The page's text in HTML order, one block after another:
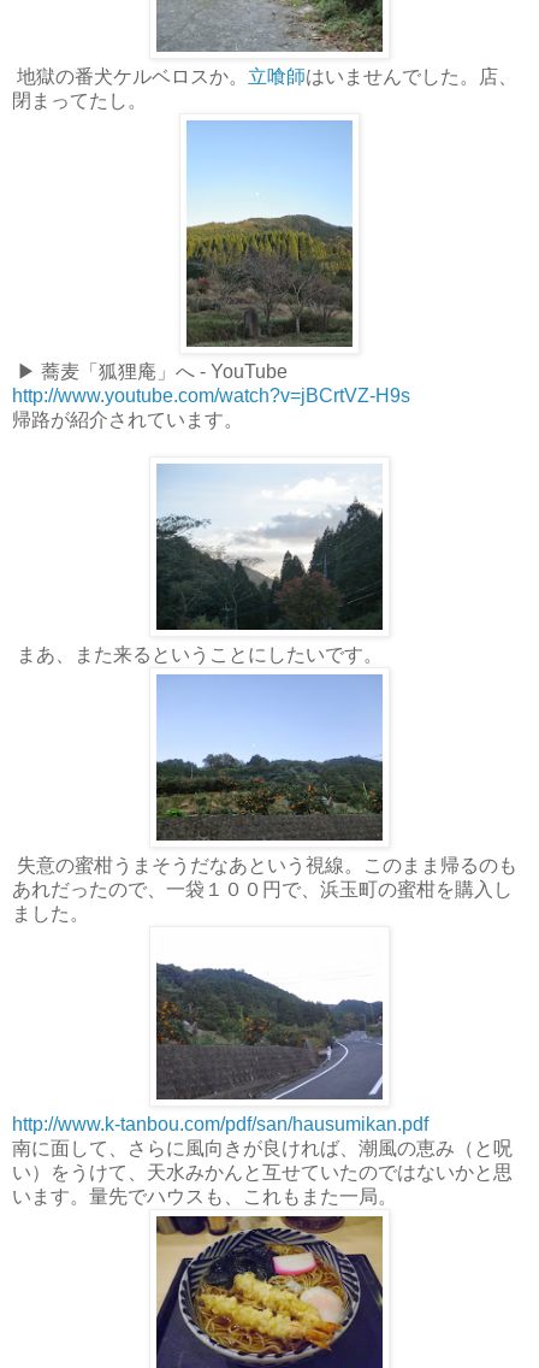
地獄の番犬ケルベロスか。 立喰師はいませんでした。店、
閉まってたし。
▶ 蕎麦「狐狸庵」へ - YouTube
http://www.youtube.com/watch?v=jBCrtVZ-H9s
帰路が紹介されています。
まあ、また来るということにしたいです。
失意の蜜柑うまそうだなあという視線。このまま帰るのも
あれだったので、一袋１００円で、浜玉町の蜜柑を購入し
ました。
http://www.k-tanbou.com/pdf/san/hausumikan.pdf
南に面して、さらに風向きが良ければ、潮風の恵み（と呪
い）をうけて、天水みかんと互せていたのではないかと思
います。量先でハウスも、これもまた一局。